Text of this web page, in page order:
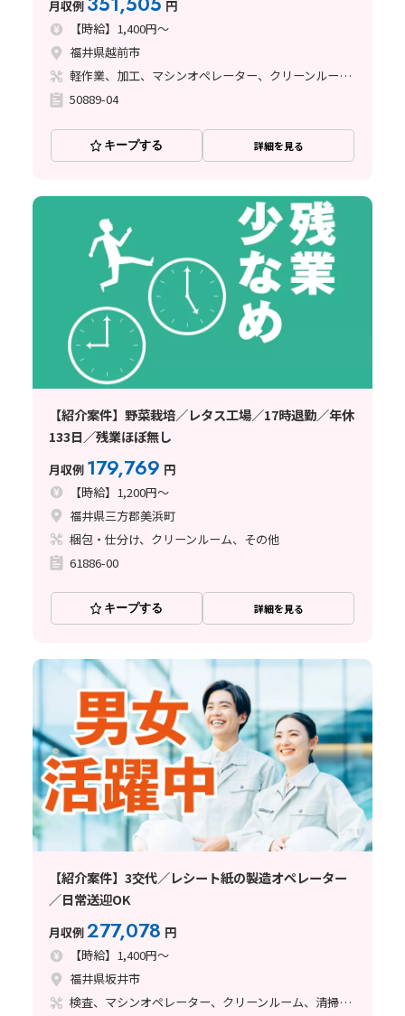
月収例
円
【時給】1,400円～
福井県越前市
軽作業、加工、マシンオペレーター、クリーンルーム、清掃・洗浄、立ち作業
50889-04
キープする 詳細を見る
【紹介案件】野菜栽培／レタス工場／17時退勤／年休
133日／残業ほぼ無し
月収例 179,769 円
【時給】1,200円～
福井県三方郡美浜町
梱包・仕分け、クリーンルーム、その他
61886-00
キープする 詳細を見る
【紹介案件】3交代／レシート紙の製造オペレーター
／日常送迎OK
月収例277,078 円
【時給】1,400円～
福井県坂井市
検査、マシンオペレーター、クリーンルーム、清掃・洗浄、その他